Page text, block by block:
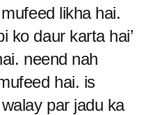
likha hai.
ko daur karta hai’
neend nah
hai. is
par jadu ka